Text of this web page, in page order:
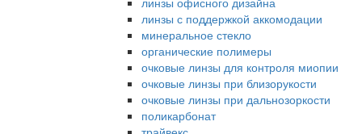
линзы с поддержкой аккомодации
минеральное стекло
органические полимеры
очковые линзы для контроля миопии
очковые линзы при близорукости
очковые линзы при дальнозоркости
поликарбонат